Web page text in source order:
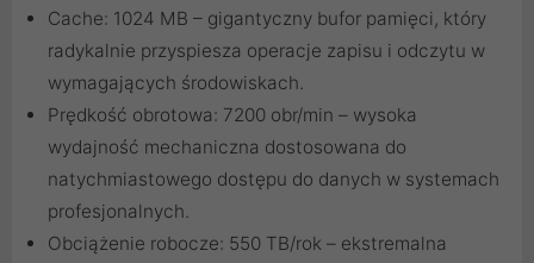
Cache: 1024 MB – gigantyczny bufor pamięci, który
radykalnie przyspiesza operacje zapisu i odczytu w
wymagających środowiskach.
Prędkość obrotowa: 7200 obr/min – wysoka
wydajność mechaniczna dostosowana do
natychmiastowego dostępu do danych w systemach
profesjonalnych.
Obciążenie robocze: 550 TB/rok – ekstremalna